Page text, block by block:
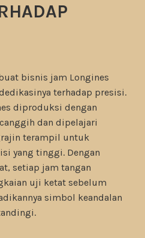
bisnis jam Longines
terhadap presisi.
diproduksi dengan
dan dipelajari
terampil untuk
yang tinggi. Dengan
setiap jam tangan
uji ketat sebelum
simbol keandalan